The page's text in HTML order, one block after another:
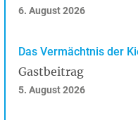
6. August 2026
Das Vermächtnis der
Gastbeitrag
5. August 2026